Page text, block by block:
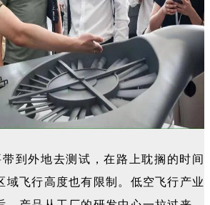
到外地去测试，在路上耽搁的时间
域飞行高度也有限制。低空飞行产业